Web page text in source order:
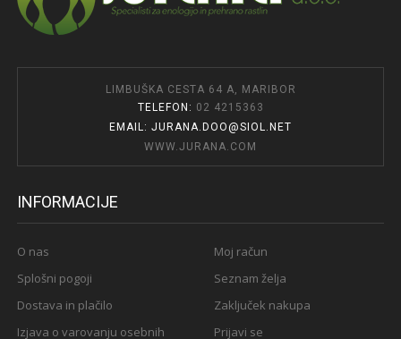
LIMBUŠKA CESTA 64 A, MARIBOR
TELEFON: 02 4215363
EMAIL: JURANA.DOO@SIOL.NET
WWW.JURANA.COM
INFORMACIJE
O nas
Splošni pogoji
Dostava in plačilo
Izjava o varovanju osebnih
Moj račun
Seznam želja
Zaključek nakupa
Prijavi se